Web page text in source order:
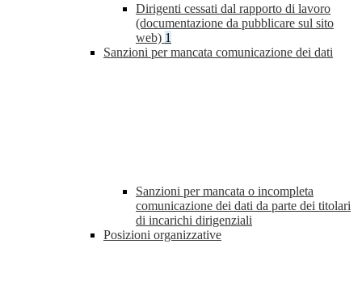
Dirigenti cessati dal rapporto di lavoro
(documentazione da pubblicare sul sito
web) 1
Sanzioni per mancata comunicazione dei dati
Sanzioni per mancata o incompleta
comunicazione dei dati da parte dei titolari
di incarichi dirigenziali
Posizioni organizzative